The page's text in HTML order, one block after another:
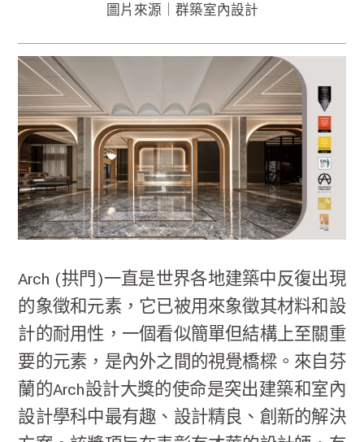
圖片來源｜群築室內設計
Arch (拱門)一直是世界各地建築中反復出現
的象徵和元素，它已被用來象徵其材料和設
計的耐用性，一個看似簡單但結構上至關重
要的元素，是內外之間的視覺橋樑。來自芬
蘭的Arch設計大獎的使命是突出建築和室內
設計學科中最有趣、設計精良、創新的解決